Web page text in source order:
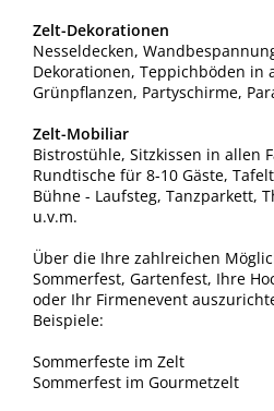
Zelt-Dekorationen
Nesseldecken,
Dekorationen, Teppichböden in
Grünpflanzen, Partyschirme,
Zelt-Mobiliar
Bistrostühle, Sitzkissen in allen
Rundtische für 8-10 Gäste,
Bühne - Laufsteg, Tanzparkett,
u.v.m.
Über die Ihre zahlreichen
Sommerfest, Gartenfest, Ihre
oder Ihr Firmenevent
Beispiele:
Sommerfeste im Zelt
Sommerfest im Gourmetzelt